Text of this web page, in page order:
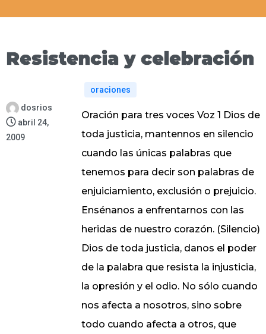
Resistencia y celebración
dosrios
abril 24,
2009
oraciones
Oración para tres voces Voz 1 Dios de
toda justicia, mantennos en silencio
cuando las únicas palabras que
tenemos para decir son palabras de
enjuiciamiento, exclusión o prejuicio.
Ensénanos a enfrentarnos con las
heridas de nuestro corazón. (Silencio)
Dios de toda justicia, danos el poder
de la palabra que resista la injusticia,
la opresión y el odio. No sólo cuando
nos afecta a nosotros, sino sobre
todo cuando afecta a otros, que